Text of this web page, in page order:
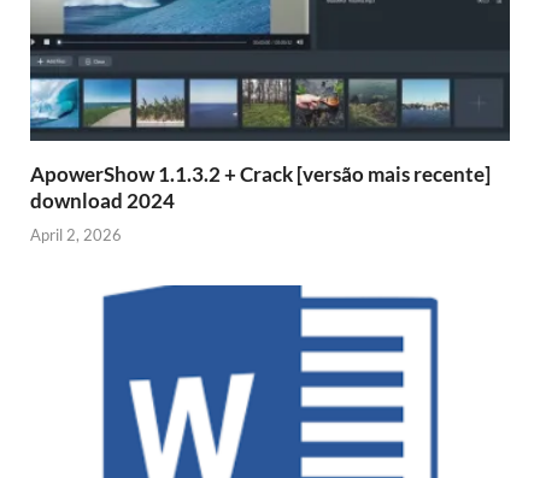
ApowerShow 1.1.3.2 + Crack [versão mais recente]
download 2024
April 2, 2026